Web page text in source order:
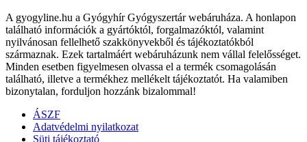
A gyogyline.hu a Gyógyhír Gyógyszertár webáruháza. A honlapon
található információk a gyártóktól, forgalmazóktól, valamint
nyilvánosan fellelhető szakkönyvekből és tájékoztatókból
származnak. Ezek tartalmáért webáruházunk nem vállal felelősséget.
Minden esetben figyelmesen olvassa el a termék csomagolásán
található, illetve a termékhez mellékelt tájékoztatót. Ha valamiben
bizonytalan, forduljon hozzánk bizalommal!
ÁSZF
Adatvédelmi nyilatkozat
Süti tájékoztató